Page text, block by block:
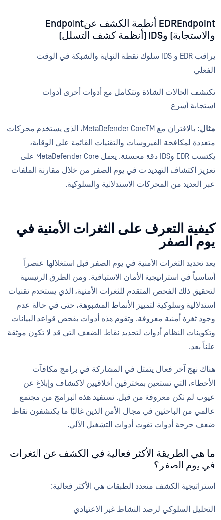
EDREndpoint أنظمة الكشف عنEndpoint
والاستجابة) وIDS (أنظمة كشف التسلل)
يراقب EDR و IDS سلوك نقطة النهاية والشبكة في الوقت
الفعلي
تكتشف الحالات الشاذة وتتكامل مع أدوات أخرى أدوات
استجابة أسرع
مثال:
بالاقتران مع MetaDefender CoreTM، الذي يستخدم محركات
متعددة لمكافحة الفيروسات والتقنيات القائمة على الوقاية،
يكتسب EDR وIDS دقة محسنة. يعمل MetaDefender Core على
تعزيز اكتشاف التهديدات في يوم الصفر من خلال مقارنة الملفات
عبر العديد من المحركات الاستدلالية والسلوكية.
كيفية التعرف على الثغرات الأمنية في
يوم الصفر
يعد تحديد الثغرات الأمنية في يوم الصفر قبل استغلالها عنصراً
أساسياً في استراتيجية الأمان الاستباقية. ومن الطرق الرئيسية
لتحقيق ذلك الفحص المتقدم للثغرات الأمنية، الذي يستخدم تقنيات
استدلالية وسلوكية لتمييز الأنماط المشبوهة، حتى في حالة عدم
وجود ثغرة أمنية معروفة. وتقوم هذه أدوات بفحص قواعد البيانات
وتكوينات النظام أدوات لتحديد نقاط الضعف التي قد لا تكون موثقة
علناً بعد.
هناك نهج آخر فعال يتمثل في المشاركة في برامج مكافآت
الأخطاء، التي تستعين بمخترقين أخلاقيين لاكتشاف وإبلاغ عن
عيوب لم تكن معروفة من قبل. تستفيد هذه البرامج من مجتمع
عالمي من الباحثين في مجال الأمن الذين غالبًا ما يكتشفون نقاط
ضعف حرجة أدوات تفوت أدوات التشغيل الآلي.
ما هي الطريقة الأكثر فعالية في الكشف عن الثغرات
في يوم الصفر؟
استراتيجية الكشف متعدد الطبقات هي الأكثر فعالية:
التحليل السلوكي لرصد النشاط غير الاعتيادي